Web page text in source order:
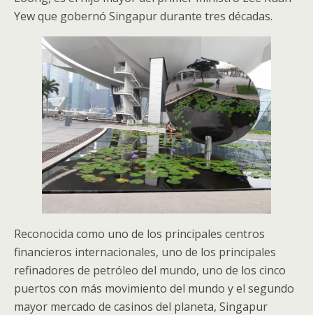
Yew que gobernó Singapur durante tres décadas.
Reconocida como uno de los principales centros
financieros internacionales, uno de los principales
refinadores de petróleo del mundo, uno de los cinco
puertos con más movimiento del mundo y el segundo
mayor mercado de casinos del planeta, Singapur